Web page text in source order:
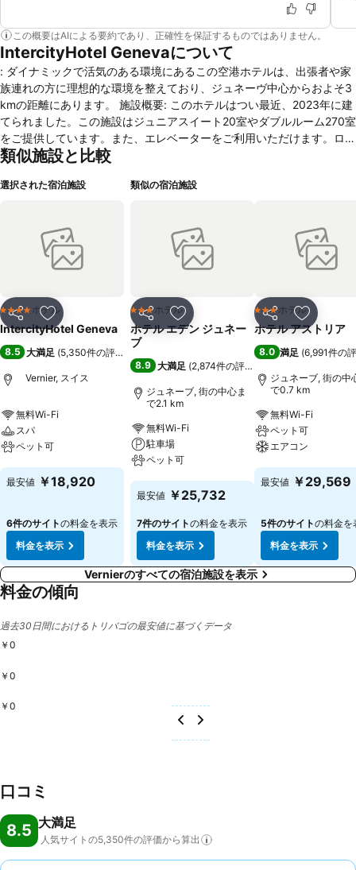
この概要はAIによる要約であり、正確性を保証するものではありません。
IntercityHotel Genevaについて
: ダイナミックで活気のある環境にあるこの空港ホテルは、出張者や家
族連れの方に理想的な環境を整えており、ジュネーヴ中心からおよそ3
kmの距離にあります。 施設概要: このホテルはつい最近、2023年に建
てられました。この施設はジュニアスイート20室やダブルルーム270室
をご提供しています。また、エレベーターをご利用いただけます。ロビ
ーのレセプションの複数の言語を話すスタッフ(英語、ドイツ語、フラ
この宿泊施設では、歓迎のしるしとしてウェルカムドリンクをご用意し
のホテルは、お身体の不自由なお客さまにご利用いただける各種設備を
ご用意しています。車いす対応の設備があります。暖炉が居心地の良い
雰囲気をつくりだします。お車でお越しのお客さまは、有料専用駐車場
ス、モーニングコールサービス、衣服クリーニングサービスやホテル専
用シャトルバスなどをご提供しています。周囲を自転車で散策したいア
クティブな旅行者の皆さまには、レンタル自転車（有料）をお楽しみい
ただけます。ビジネスエリアには映写機、プロジェクター、フリップチ
ャートとペンやコピー機があります。会議サービスは、イベントの開催
にまつわるすべてについてサポートをご提供します。 客室: お部屋はカ
ーペット敷きで、ダブルベッド、クイーンサイズベッドまたはソファベ
ッドが備え付けられています。ご要望に応じて、子供用ベッド（無料）
をご用意いたします。また、金庫やライティング・デスクをご用意して
います。また、ミニ冷蔵庫も標準設備となっています。ご滞在をより快
適なものにするために、アイロン一式をご用意しています。さらに、直
通ダイヤル付電話、TVやWiFi（無料）もあります。バスルームにはシ
ャワーが付いています。毎日お使いいただけるヘアドライヤー、化粧鏡
や電話をご用意しています。ほかにも、バリアフリーのバスルームを完
備した車いす対応ルーム10室がご予約可能です。この施設はファミリ
ー用ルーム10室や禁煙の部屋をご提供しています。 スポーツ／レクリ
エーション: フィットネス・スタジオ、ビリヤード、スパ、サウナやハ
マムなどの様々なアクティビティで、変化に富んだご滞在をお楽しみく
施設ではジョギングをご提供しています。 お食事: 朝食ルームやカフェ
など多彩なレストランのセレクションをご用意しています。お客さまに
しい料理と共にぜいたくな時間を過ごしていただけます。この宿泊施設
はアラカルトのコンチネンタルブレックファストが、好調な一日のスタ
ートを保証します。ご昼食やご夕食の時間には、アラカルトまたはコー
スメニューをお選びいただけます。テーブルに並べられたグルテンフリ
いたします。このホテルはアルコール、ノンアルコールの各種お飲み物
付けております：アメリカン・エキスプレス、Visa、ダイナーズクラ
ブ、JCBおよびMasterCard。
類似施設と比較
選択された宿泊施設
シェア お気に入りに追加
4 ホテルのランク
ホテル
IntercityHotel Geneva
8.5 大満足 (5,350件の評価
Vernier, スイス
無料Wi-Fi
スパ
ペット可
料金を表示
最安値 ￥18,920
6件のサイトの料金を表示
料金を表示
類似の宿泊施設
シェア お気に入りに追加
3 ホテルのランク
ホテル
ホテル エデン ジュネー
ブ
8.9 大満足 (2,874件の評価
ジュネーブ, 街の中心ま
で2.1 km
無料Wi-Fi
駐車場
ペット可
料金を表示
最安値 ￥25,732
7件のサイトの料金を表示
料金を表示
シェア お気に入
3 ホテルのランク
ホテル
ホテル アストリア
8.0 満足 (6,991件の
ジュネーブ, 街の中
で0.7 km
無料Wi-Fi
ペット可
エアコン
料金を表示
最安値 ￥29,569
5件のサイトの料金を
料金を表示
Vernierのすべての宿泊施設を表示
料金の傾向
過去30日間におけるトリバゴの最安値に基づくデータ
￥0
￥0
￥0
口コミ
8.5 大満足
人気サイトの5,350件の評価から算出